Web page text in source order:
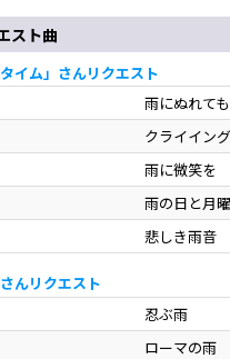
スト曲
イム」さんリクエスト
雨にぬれても
クライイン
雨に微笑を
雨の日と月
悲しき雨音
んリクエスト
忍ぶ雨
ローマの雨